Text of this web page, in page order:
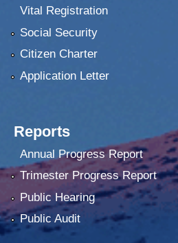
Vital Registration
Social Security
Citizen Charter
Application Letter
Reports
Annual Progress Report
Trimester Progress Report
Public Hearing
Public Audit